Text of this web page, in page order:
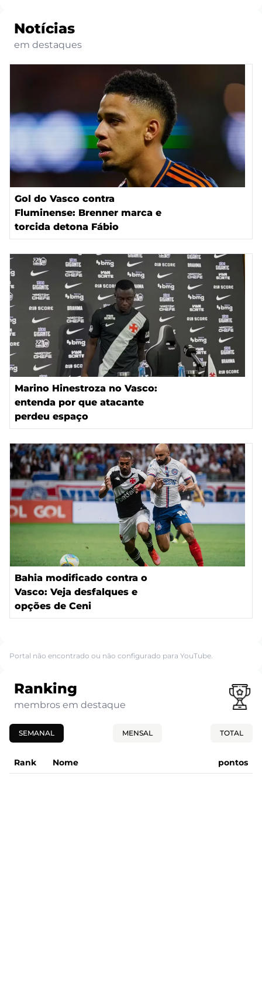
Notícias
em destaques
Gol do Vasco contra
Fluminense: Brenner marca e
torcida detona Fábio
Marino Hinestroza no Vasco:
entenda por que atacante
perdeu espaço
Bahia modificado contra o
Vasco: Veja desfalques e
opções de Ceni
Portal não encontrado ou não configurado para YouTube.
Ranking
membros em destaque
SEMANAL MENSAL TOTAL
Rank Nome pontos